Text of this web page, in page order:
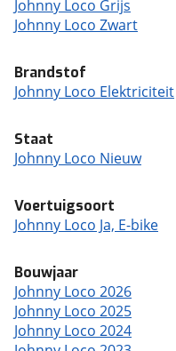
Johnny Loco Grijs
Johnny Loco Zwart
Brandstof
Johnny Loco Elektriciteit
Staat
Johnny Loco Nieuw
Voertuigsoort
Johnny Loco Ja, E-bike
Bouwjaar
Johnny Loco 2026
Johnny Loco 2025
Johnny Loco 2024